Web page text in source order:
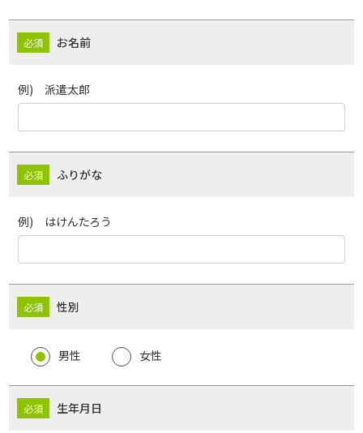
お名前
例) 派遣太郎
ふりがな
例) はけんたろう
性別
男性 女性
生年月日